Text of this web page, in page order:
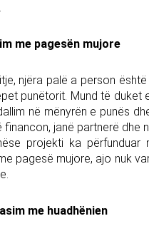
me pagesën mujore
njëra palë a person
punëtorit. Mund të
në mënyrën e punës
janë partnerë dhe
projekti ka
pagesë mujore, ajo nuk
me huadhënien